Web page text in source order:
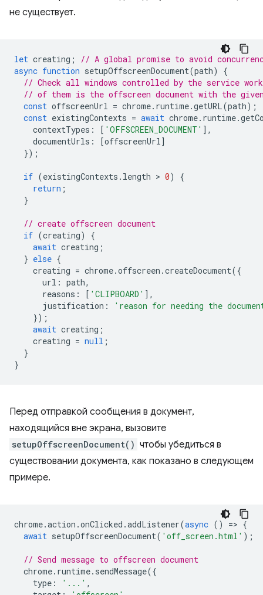
не существует.
let creating ;
// A global promise to avoid
async function setupOffscreenDocument(path)
{
// Check all windows controlled by the service
// of them is the offscreen document with the
const offscreenUrl = chrome. runtime.getURL(path);
const existingContexts = await chrome. runtime.
contextTypes : [ 'OFFSCREEN_DOCUMENT' ],
documentUrls : [offscreenUrl]
});
if (existingContexts . length > 0)
{
return ;
}
// create offscreen document
if (creating)
{
await creating ;
} else {
creating = chrome.offscreen .createDocument({
url : path,
reasons : [ 'CLIPBOARD' ],
justification :
'reason for needing the
});
await creating ;
creating = null ;
}
}
Перед отправкой сообщения в документ,
находящийся вне экрана, вызовите
setupOffscreenDocument() чтобы убедиться в
существовании документа, как показано в следующем
примере.
chrome.action .onClicked .addListener(async () => {
await setupOffscreenDocument( 'off_screen.html' );
// Send message to offscreen document
chrome. runtime. sendMessage({
type : '...' ,